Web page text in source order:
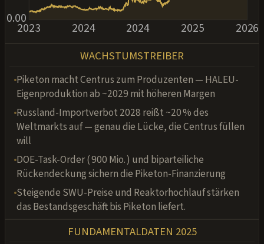
0.00
2023 2024 2024 2025 2026
WACHSTUMSTREIBER
Piketon macht Centrus zum Produzenten — HALEU-
Eigenproduktion ab ~2029 mit höheren Margen
Russland-Importverbot 2028 reißt ~20 % des
Weltmarkts auf — genau die Lücke, die Centrus füllen
will
DOE-Task-Order ( 900 Mio. ) und biparteiliche
Rückendeckung sichern die Piketon-Finanzierung
Steigende SWU-Preise und Reaktorhochlauf stärken
das Bestandsgeschäft bis Piketon liefert.
FUNDAMENTALDATEN 2025